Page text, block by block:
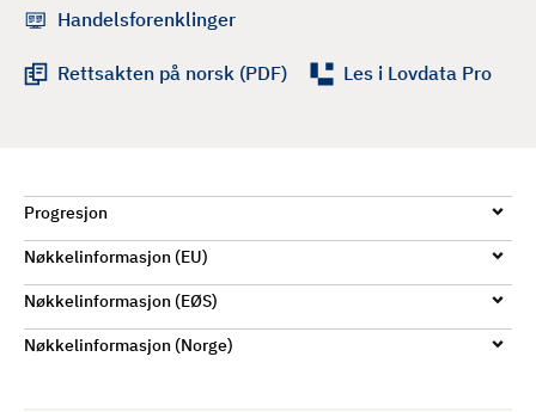
Handelsforenklinger
Rettsakten på norsk (PDF) Les i Lovdata Pro
Progresjon
Nøkkelinformasjon (EU)
Nøkkelinformasjon (EØS)
Nøkkelinformasjon (Norge)